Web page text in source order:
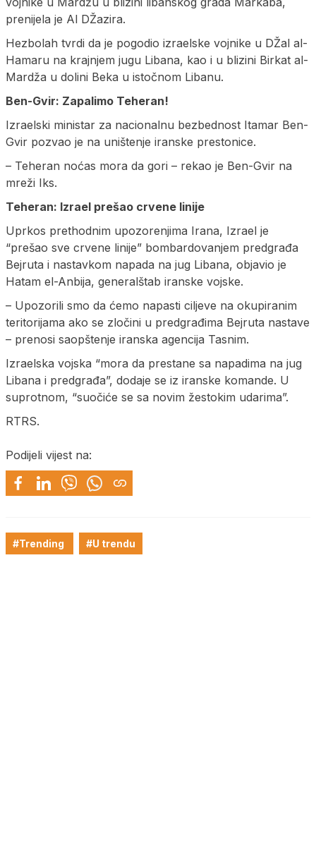
prenijela je Al DŽazira.
Hezbolah tvrdi da je pogodio izraelske vojnike u DŽal al-
Hamaru na krajnjem jugu Libana, kao i u blizini Birkat al-
Mardža u dolini Beka u istočnom Libanu.
Ben-Gvir: Zapalimo Teheran!
Izraelski ministar za nacionalnu bezbednost Itamar Ben-
Gvir pozvao je na uništenje iranske prestonice.
– Teheran noćas mora da gori – rekao je Ben-Gvir na
mreži Iks.
Teheran: Izrael prešao crvene linije
Uprkos prethodnim upozorenjima Irana, Izrael je
“prešao sve crvene linije” bombardovanjem predgrađa
Bejruta i nastavkom napada na jug Libana, objavio je
Hatam el-Anbija, generalštab iranske vojske.
– Upozorili smo da ćemo napasti ciljeve na okupiranim
teritorijama ako se zločini u predgrađima Bejruta nastave
– prenosi saopštenje iranska agencija Tasnim.
Izraelska vojska “mora da prestane sa napadima na jug
Libana i predgrađa”, dodaje se iz iranske komande. U
suprotnom, “suočiće se sa novim žestokim udarima”.
RTRS.
Podijeli vijest na:
#Trending #U trendu